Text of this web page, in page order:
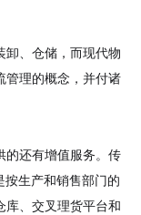
卸、仓储，而现代物
管理的概念，并付诸
的还有增值服务。传
按生产和销售部门的
库、交叉理货平台和